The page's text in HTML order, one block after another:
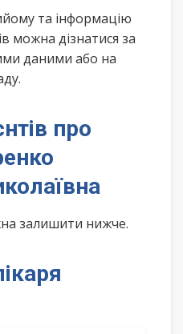
та інформацію
можна дізнатися за
даними або на
про
залишити нижче.